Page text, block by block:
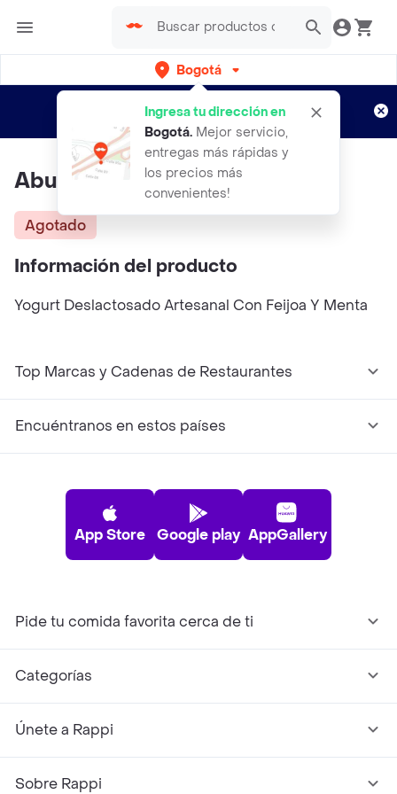
Bogotá
Ingresa tu dirección en
Bogotá. Mejor servicio,
entregas más rápidas y
los precios más
convenientes!
envíos gratis por semanas
Aplican TyC
Abuela Mechas Yogurt
Agotado
Información del producto
Yogurt Deslactosado Artesanal Con Feijoa Y Menta
Top Marcas y Cadenas de Restaurantes
Encuéntranos en estos países
App Store Google play AppGallery
Pide tu comida favorita cerca de ti
Categorías
Únete a Rappi
Sobre Rappi